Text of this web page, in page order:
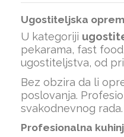
Ugostiteljska
U kategoriji
pekarama, fast
ugostiteljstva, od
Bez obzira da li
poslovanja.
svakodnevnog rada.
Profesionalna